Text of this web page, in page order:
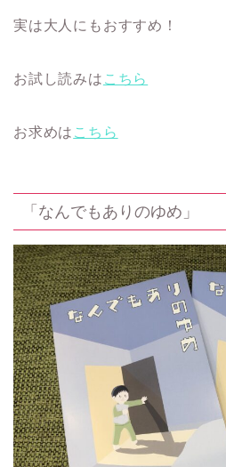
実は大人にもおすすめ！
お試し読みは こちら
お求めは こちら
「なんでもありのゆめ」